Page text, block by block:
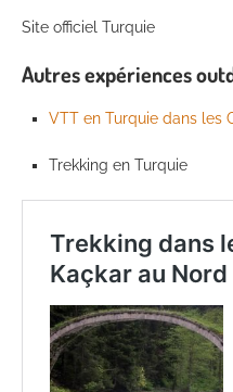
Site officiel Turquie
Autres expériences
VTT en Turquie dans les
Trekking en Turquie